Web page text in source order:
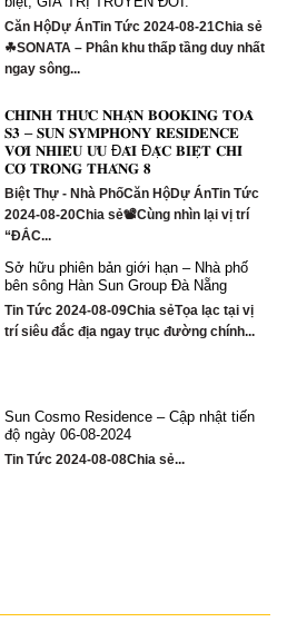
Tin Tức 2024-07-
Giá chung cư từ
tăng...
Sức hấp dẫn của
thủy
Biệt Thự - Nhà
sản...
Top các căn rẻ
Symphony
Quỹ căn Vip 2024-
căn rẻ nhất, đẹp
‘Đô thị đáng sống
dưới lòng con